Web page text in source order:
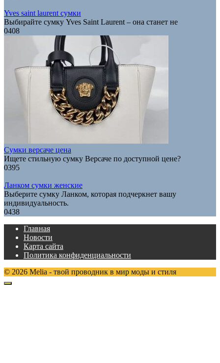
Yves saint laurent сумки
Выбирайте сумку Yves Saint Laurent – она станет не
0408
Сумки версаче цена
Ищете стильную сумку Версаче по доступной цене?
0395
Ланком сумки женские
Выберите сумку Ланком, которая подчеркнет вашу
индивидуальность.
0438
Главная
Новости
Карта сайта
Политика конфиденциальности
© 2026 Melia - твой проводник в мир моды и стиля